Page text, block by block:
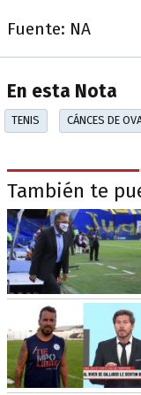
Fuente: NA
En esta Nota
TENIS CÁNCES DE
También te